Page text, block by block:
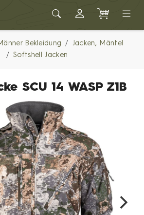
RANGE
Bekleidung
Jacken, Mäntel
Softshell Jacken
SCU 14 WASP Z1B